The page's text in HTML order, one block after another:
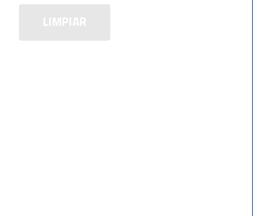
LIMPIAR